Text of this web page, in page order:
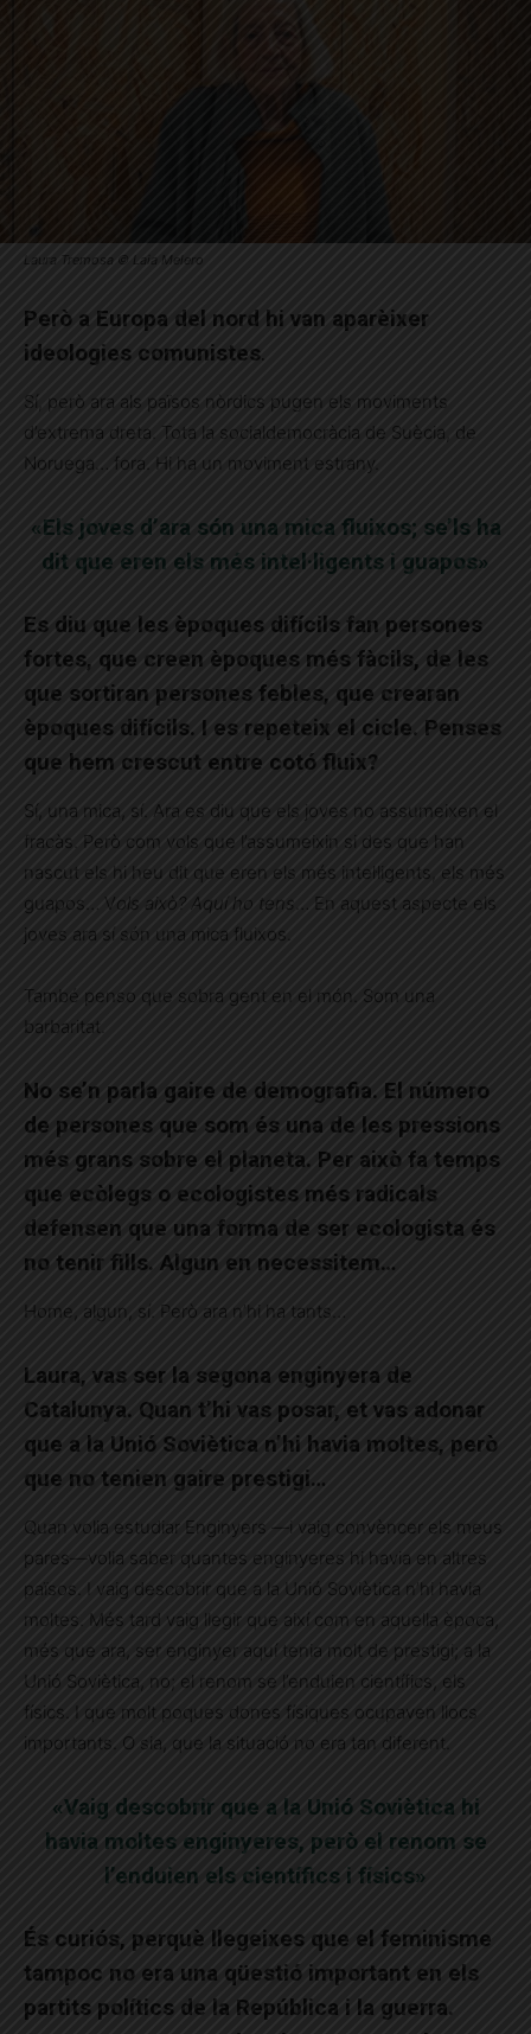
Laura Tremosa © Laia Melero
Però a Europa del nord hi van aparèixer
ideologies comunistes.
Sí, però ara als països nòrdics pugen els moviments
d’extrema dreta. Tota la socialdemocràcia de Suècia, de
Noruega… fora. Hi ha un moviment estrany.
«Els joves d’ara són una mica fluixos; se’ls ha
dit que eren els més intel·ligents i guapos»
Es diu que les èpoques difícils fan persones
fortes, que creen èpoques més fàcils, de les
que sortiran persones febles, que crearan
èpoques difícils. I es repeteix el cicle. Penses
que hem crescut entre cotó fluix?
Sí, una mica, sí. Ara es diu que els joves no assumeixen el
fracàs. Però com vols que l’assumeixin si des que han
nascut els hi heu dit que eren els més intel·ligents, els més
guapos… Vols això? Aquí ho tens … En aquest aspecte els
joves ara sí són una mica fluixos.
També penso que sobra gent en el món. Som una
barbaritat.
No se’n parla gaire de demografia. El número
de persones que som és una de les pressions
més grans sobre el planeta. Per això fa temps
que ecòlegs o ecologistes més radicals
defensen que una forma de ser ecologista és
no tenir fills. Algun en necessitem…
Home, algun, sí. Però ara n’hi ha tants…
Laura, vas ser la segona enginyera de
Catalunya. Quan t’hi vas posar, et vas adonar
que a la Unió Soviètica n’hi havia moltes, però
que no tenien gaire prestigi…
Quan volia estudiar Enginyers —i vaig convèncer els meus
pares—volia saber quantes enginyeres hi havia en altres
països. I vaig descobrir que a la Unió Soviètica n’hi havia
moltes. Més tard vaig llegir que així com en aquella època,
més que ara, ser enginyer aquí tenia molt de prestigi; a la
Unió Soviètica, no; el renom se l’enduien científics, els
físics. I que molt poques dones físiques ocupaven llocs
importants. O sia, que la situació no era tan diferent.
«Vaig descobrir que a la Unió Soviètica hi
havia moltes enginyeres, però el renom se
l’enduien els científics i físics»
És curiós, perquè llegeixes que el feminisme
tampoc no era una qüestió important en els
partits polítics de la República i la guerra.